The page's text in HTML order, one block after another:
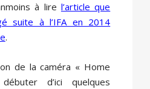
à lire l’article que
suite à l’IFA en 2014
.
de la caméra « Home
d’ici quelques